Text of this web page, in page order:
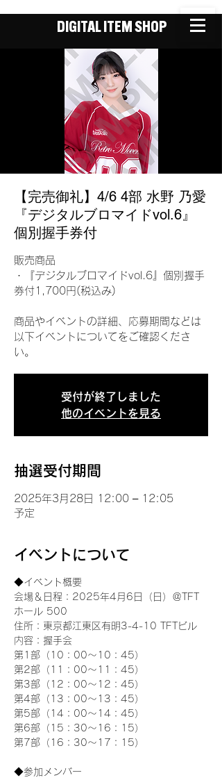
DIGITAL ITEM SHOP
【完売御礼】4/6 4部 水野 乃愛
『デジタルブロマイドvol.6』
個別握手券付
販売商品
・『デジタルブロマイドvol.6』個別握手
券付1,700円(税込み)
商品やイベントの詳細、応募期間などは
以下イベントについてをご確認くださ
い。
受付が終了しました
他のイベントを見る
抽選受付期間
2025年3月28日 12:00 – 12:05
予定
イベントについて
◆イベント概要
会場＆日程：2025年4月6日（日）＠TFT
ホール 500
住所：東京都江東区有明3-4-10 TFTビル
内容：握手会
第1部（10：00～10：45）
第2部（11：00～11：45）
第3部（12：00～12：45）
第4部（13：00～13：45）
第5部（14：00～14：45）
第6部（15：30～16：15）
第7部（16：30～17：15）
◆参加メンバー